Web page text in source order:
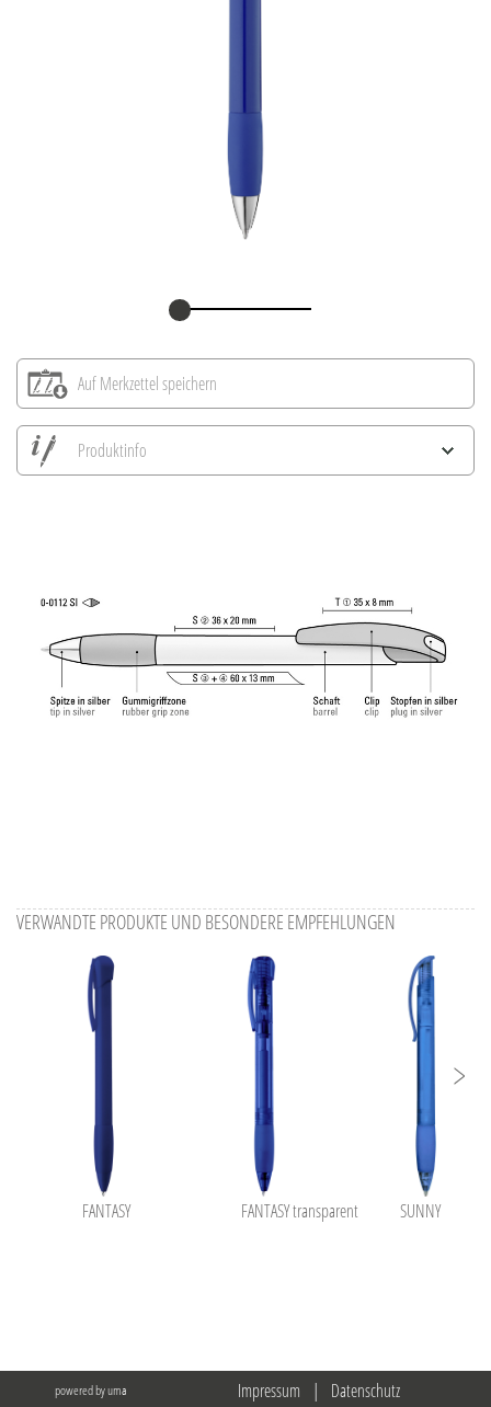
Auf Merkzettel speichern
Produktinfo
VERWANDTE PRODUKTE UND BESONDERE EMPFEHLUNGEN
FANTASY FANTASY transparent SUNNY frozen
powered by uma Impressum | Datenschutz